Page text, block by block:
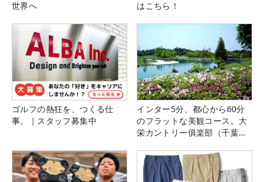
世界へ
はこちら！
ゴルフの熱狂を、つくる仕
事。｜スタッフ募集中
インター5分、都心から60分
のフラットな美観コース。大
栄カントリー俱楽部（千葉